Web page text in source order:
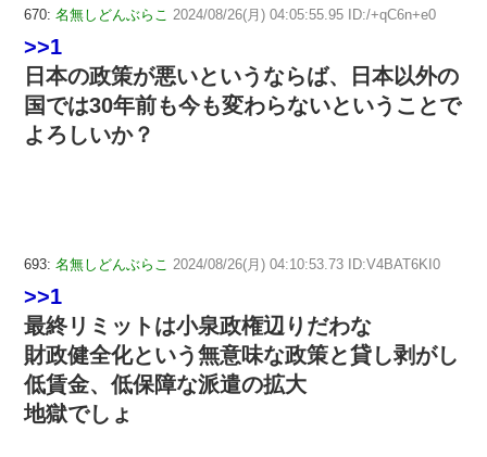
670: 名無しどんぶらこ 2024/08/26(月) 04:05:55.95 ID:/+qC6n+e0
>>1
日本の政策が悪いというならば、日本以外の
国では30年前も今も変わらないということで
よろしいか？
693: 名無しどんぶらこ 2024/08/26(月) 04:10:53.73 ID:V4BAT6KI0
>>1
最終リミットは小泉政権辺りだわな
財政健全化という無意味な政策と貸し剥がし
低賃金、低保障な派遣の拡大
地獄でしょ